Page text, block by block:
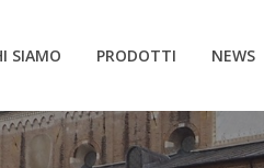
SIAMO PRODOTTI NEWS